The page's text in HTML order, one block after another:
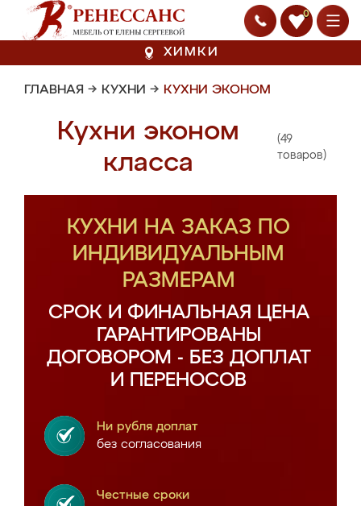
0
ХИМКИ
ГЛАВНАЯ → КУХНИ → КУХНИ ЭКОНОМ
Кухни эконом
класса
(49
товаров)
КУХНИ НА ЗАКАЗ ПО
ИНДИВИДУАЛЬНЫМ
РАЗМЕРАМ
СРОК И ФИНАЛЬНАЯ ЦЕНА
ГАРАНТИРОВАНЫ
ДОГОВОРОМ - БЕЗ ДОПЛАТ
И ПЕРЕНОСОВ
Ни рубля доплат
без согласования
Честные сроки